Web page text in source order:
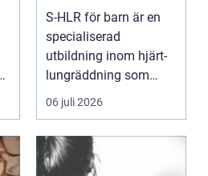
insatser för
sjukvårdspersonal
S-HLR för barn är en
specialiserad
utbildning inom hjärt-
lungräddning som
riktar...
06 juli 2026